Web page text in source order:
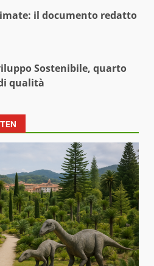
il documento redatto
Sostenibile, quarto
qualità